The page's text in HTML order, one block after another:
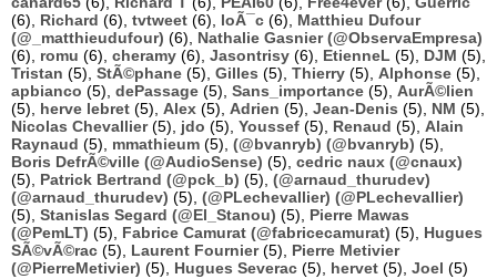
(6), Richard (6), tvtweet (6), loÃ¯c (6), Matthieu Dufour
(@_matthieudufour) (6), Nathalie Gasnier (@ObservaEmpresa)
(6), romu (6), cheramy (6), Jasontrisy (6), EtienneL (5), DJM (5),
Tristan (5), StÃ©phane (5), Gilles (5), Thierry (5), Alphonse (5),
apbianco (5), dePassage (5), Sans_importance (5), AurÃ©lien
(5), herve lebret (5), Alex (5), Adrien (5), Jean-Denis (5), NM (5),
Nicolas Chevallier(5), jdo (5), Youssef (5), Renaud (5), Alain
Raynaud (5), mmathieum (5), (@bvanryb) (@bvanryb) (5),
Boris DefrÃ©ville (@AudioSense) (5), cedric naux (@cnaux)
(5), Patrick Bertrand (@pck_b) (5), (@arnaud_thurudev)
(@arnaud_thurudev) (5), (@PLechevallier) (@PLechevallier)
(5), Stanislas Segard (@El_Stanou) (5), Pierre Mawas
(@PemLT) (5), Fabrice Camurat (@fabricecamurat) (5), Hugues
SÃ©vÃ©rac (5), Laurent Fournier(5), Pierre Metivier
(@PierreMetivier) (5), Hugues Severac (5), hervet (5), Joel (5)